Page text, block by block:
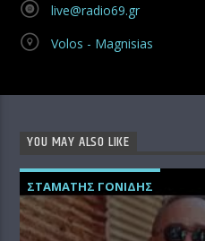
live@radio69.gr
Volos - Magnisias
YOU MAY ALSO LIKE
ΣΤΑΜΑΤΗΣ ΓΟΝΙΔΗΣ